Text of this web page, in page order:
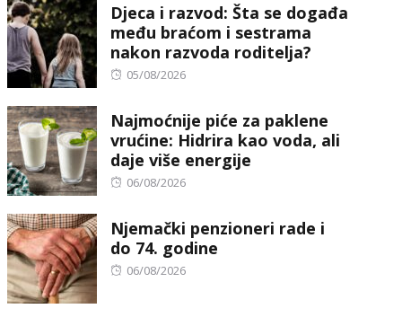
Djeca i razvod: Šta se događa
među braćom i sestrama
nakon razvoda roditelja?
Posted
05/08/2026
Najmoćnije piće za paklene
vrućine: Hidrira kao voda, ali
daje više energije
Posted
06/08/2026
Njemački penzioneri rade i
do 74. godine
Posted
06/08/2026